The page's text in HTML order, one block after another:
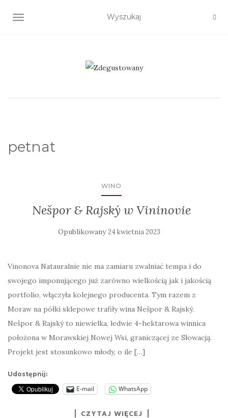
TOGGLE NAVIGATION
petnat
WINO
Nešpor & Rajský w Vininovie
Opublikowany24 kwietnia 2023
Vinonova Natauralnie nie ma zamiaru zwalniać tempa i do
swojego imponującego już zarówno wielkością jak i jakością
portfolio, włączyła kolejnego producenta. Tym razem z
Moraw na półki sklepowe trafiły wina Nešpor & Rajský.
Nešpor & Rajský to niewielka, ledwie 4-hektarowa winnica
położona w Morawskiej Nowej Wsi, graniczącej ze Słowacją.
Projekt jest stosunkowo młody, o ile […]
Udostępnij:
E-mail WhatsApp
CZYTAJ WIĘCEJ